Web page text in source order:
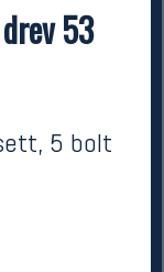
53
5 bolt